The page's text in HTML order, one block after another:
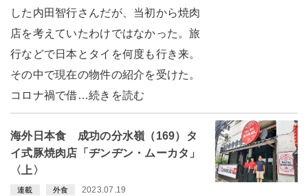
した内田智行さんだが、当初から焼肉
店を考えていたわけではなかった。旅
行などで日本とタイを何度も行き来。
その中で現在の物件の紹介を受けた。
コロナ禍で借…続きを読む
海外日本食 成功の分水嶺（169）タ
イ式豚焼肉店「ヂンヂン・ムーカタ」
〈上〉
連載 外食 2023.07.19